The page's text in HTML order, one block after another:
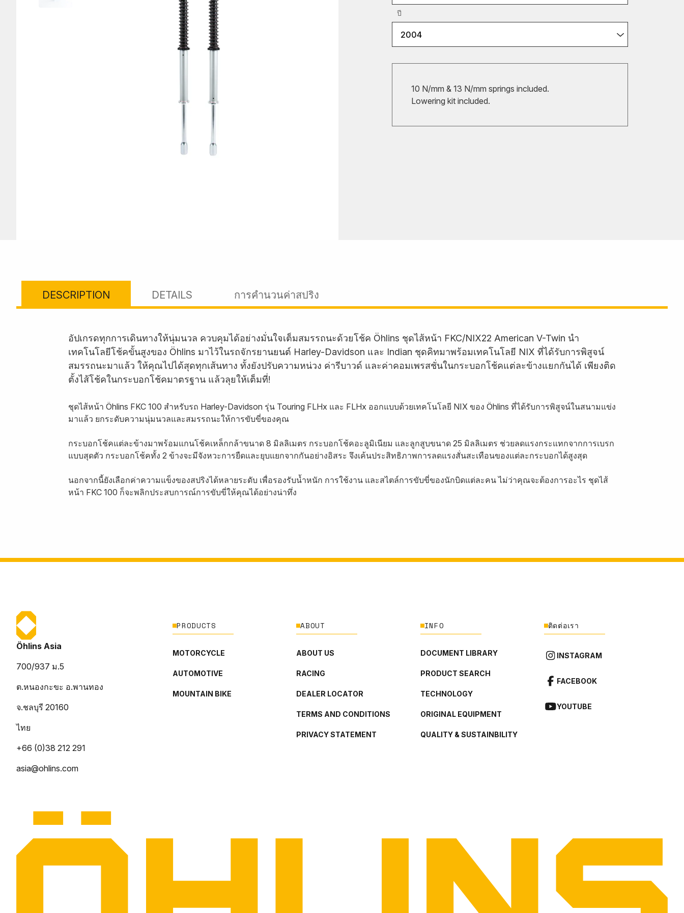
ปี
2004
10 N/mm & 13 N/mm springs included.
Lowering kit included.
DESCRIPTION DETAILS การคำนวนค่าสปริง
อัปเกรดทุกการเดินทางให้นุ่มนวล ควบคุมได้อย่างมั่นใจเต็มสมรรถนะด้วยโช้ค Öhlins ชุดไส้หน้า FKC/NIX22 American V-Twin นำ
เทคโนโลยีโช้คขั้นสูงของ Öhlins มาไว้ในรถจักรยานยนต์ Harley-Davidson และ Indian ชุดคิทมาพร้อมเทคโนโลยี NIX ที่ได้รับการพิสูจน์
สมรรถนะมาแล้ว ให้คุณไปได้สุดทุกเส้นทาง ทั้งยังปรับความหน่วง ค่ารีบาวด์ และค่าคอมเพรสชั่นในกระบอกโช้คแต่ละข้างแยกกันได้ เพียงติด
ตั้งไส้โช้คในกระบอกโช้คมาตรฐาน แล้วลุยให้เต็มที่!
ชุดไส้หน้า Öhlins FKC 100 สำหรับรถ Harley-Davidson รุ่น Touring FLHx และ FLHx ออกแบบด้วยเทคโนโลยี NIX ของ Öhlins ที่ได้รับการพิสูจน์ในสนามแข่ง
มาแล้ว ยกระดับความนุ่มนวลและสมรรถนะให้การขับขี่ของคุณ
กระบอกโช้คแต่ละข้างมาพร้อมแกนโช้คเหล็กกล้าขนาด 8 มิลลิเมตร กระบอกโช้คอะลูมิเนียม และลูกสูบขนาด 25 มิลลิเมตร ช่วยลดแรงกระแทกจากการเบรก
แบบสุดตัว กระบอกโช้คทั้ง 2 ข้างจะมีจังหวะการยืดและยุบแยกจากกันอย่างอิสระ จึงเค้นประสิทธิภาพการลดแรงสั่นสะเทือนของแต่ละกระบอกได้สูงสุด
นอกจากนี้ยังเลือกค่าความแข็งของสปริงได้หลายระดับ เพื่อรองรับน้ำหนัก การใช้งาน และสไตล์การขับขี่ของนักบิดแต่ละคน ไม่ว่าคุณจะต้องการอะไร ชุดไส้
หน้า FKC 100 ก็จะพลิกประสบการณ์การขับขี่ให้คุณได้อย่างน่าทึ่ง
Öhlins Asia
700/937 ม.5
ต.หนองกะขะ อ.พานทอง
จ.ชลบุรี 20160
ไทย
+66 (0)38 212 291
asia@ohlins.com
PRODUCTS
MOTORCYCLE
AUTOMOTIVE
MOUNTAIN BIKE
ABOUT
ABOUT US
RACING
DEALER LOCATOR
TERMS AND CONDITIONS
PRIVACY STATEMENT
INFO
DOCUMENT LIBRARY
PRODUCT SEARCH
TECHNOLOGY
ORIGINAL EQUIPMENT
QUALITY & SUSTAINBILITY
ติดต่อเรา
INSTAGRAM
FACEBOOK
YOUTUBE